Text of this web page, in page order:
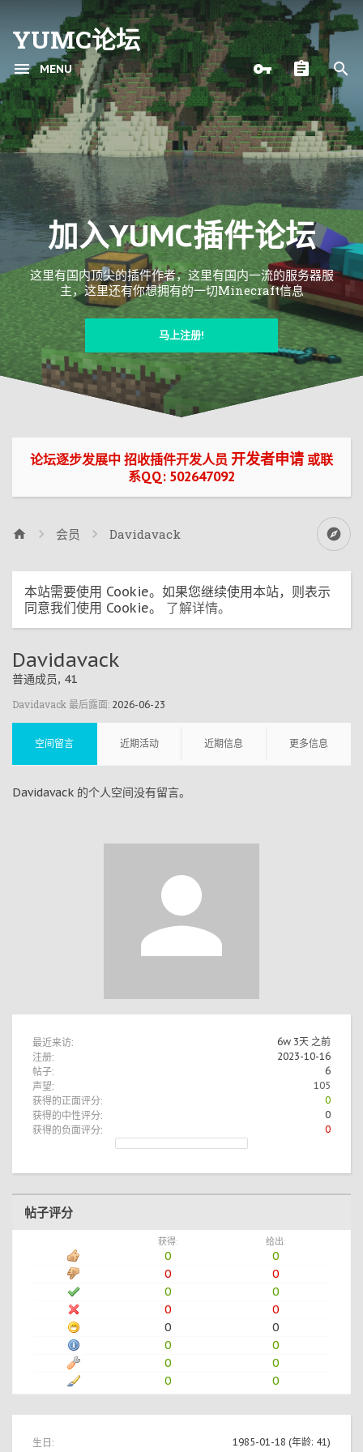
YUMC论坛
MENU
加入YUMC插件论坛
这里有国内顶尖的插件作者，这里有国内一流的服务器服
主，这里还有你想拥有的一切Minecraft信息
马上注册!
论坛逐步发展中 招收插件开发人员 开发者申请 或联
系QQ: 502647092
会员 Davidavack
本站需要使用 Cookie。如果您继续使用本站，则表示
同意我们使用 Cookie。 了解详情。
最近来访: 6w 3天 之前
注册: 2023-10-16
帖子: 6
声望: 105
获得的正面评分: 0
获得的中性评分: 0
获得的负面评分: 0
帖子评分
获得: 给出:
0
0
0
0
0
0
0
0
0
0
0
0
0
0
0
0
生日: 1985-01-18 (年龄: 41)
Davidavack
普通成员, 41
Davidavack 最后露面: 2026-06-23
空间留言 近期活动 近期信息 更多信息
Davidavack 的个人空间没有留言。